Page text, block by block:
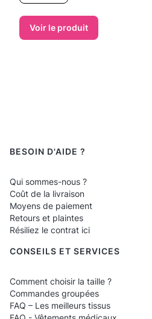
Voir le produit
Menu de bas de page
BESOIN D'AIDE ?
Qui sommes-nous ?
Coût de la livraison
Moyens de paiement
Retours et plaintes
Résiliez le contrat ici
CONSEILS ET SERVICES
Comment choisir la taille ?
Commandes groupées
FAQ – Les meilleurs tissus